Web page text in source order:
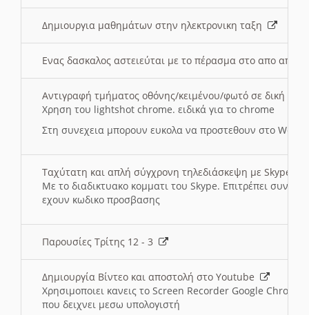
Δημιουργια μαθημάτων στην ηλεκτρονικη ταξη
Ενας δασκαλος αστειεύται με το πέρασμα στο απο
Αντιγραφή τμήματος οθόνης/κειμένου/φωτό σε δική
Χρηση του lightshot chrome. ειδικά για το chrome
Στη συνεχεια μπορουν ευκολα να προστεθουν στο Word
Ταχύτατη και απλή σύγχρονη τηλεδιάσκεψη με Skype
Με το διαδικτυακο κομματι του Skype. Επιτρέπει
εχουν κωδικο προσβασης
Παρουσίες Τρίτης 12 - 3
Δημιουργία Βίντεο και αποστολή στο Youtube
Χρησιμοποιει κανεις το Screen Recorder Google Chrome
που δειχνει μεσω υπολογιστή